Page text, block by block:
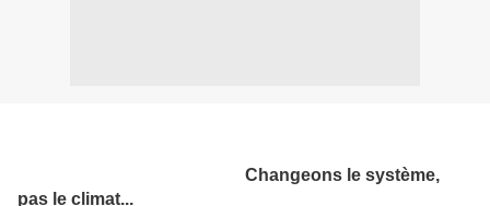
Changeons le système,
pas le climat...